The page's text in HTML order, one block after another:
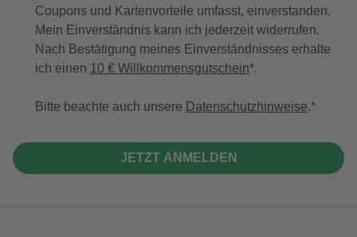
Coupons und Kartenvorteile umfasst, einverstanden.
Mein Einverständnis kann ich jederzeit widerrufen.
Nach Bestätigung meines Einverständnisses erhalte
ich einen 10 € Willkommensgutschein*.
Bitte beachte auch unsere Datenschutzhinweise.
JETZT ANMELDEN